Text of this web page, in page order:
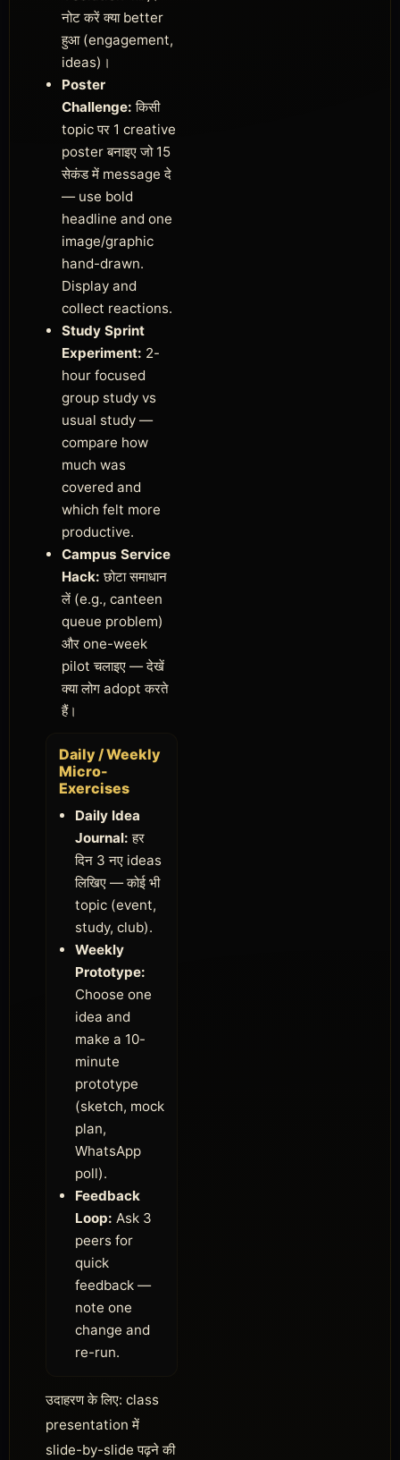
नोट करें क्या better
हुआ (engagement,
ideas)।
Poster
Challenge: किसी
topic पर 1 creative
poster बनाइए जो 15
सेकंड में message दे
— use bold
headline and one
image/graphic
hand-drawn.
Display and
collect reactions.
Study Sprint
Experiment: 2-
hour focused
group study vs
usual study —
compare how
much was
covered and
which felt more
productive.
Campus Service
Hack: छोटा समाधान
लें (e.g., canteen
queue problem)
और one-week
pilot चलाइए — देखें
क्या लोग adopt करते
हैं।
Daily / Weekly
Micro-
Exercises
Daily Idea
Journal: हर
दिन 3 नए ideas
लिखिए — कोई भी
topic (event,
study, club).
Weekly
Prototype:
Choose one
idea and
make a 10-
minute
prototype
(sketch, mock
plan,
WhatsApp
poll).
Feedback
Loop: Ask 3
peers for
quick
feedback —
note one
change and
re-run.
उदाहरण के लिए: class
presentation में
slide-by-slide पढ़ने की